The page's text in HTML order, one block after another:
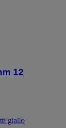
12
giallo